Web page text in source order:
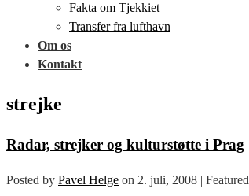
Fakta om Tjekkiet
Transfer fra lufthavn
Om os
Kontakt
strejke
Radar, strejker og kulturstøtte i Prag
Posted by Pavel Helge on 2. juli, 2008 | Featured